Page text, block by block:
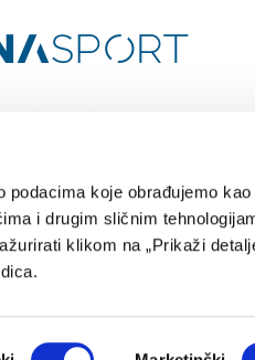
podacima koje obrađujemo
i drugim sličnim
klikom na „Prikaži
POLITIKA PRIVATNOSTI